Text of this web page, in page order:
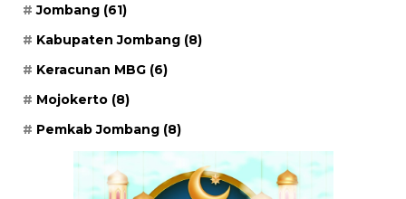
Jombang (61)
Kabupaten Jombang (8)
Keracunan MBG (6)
Mojokerto (8)
Pemkab Jombang (8)